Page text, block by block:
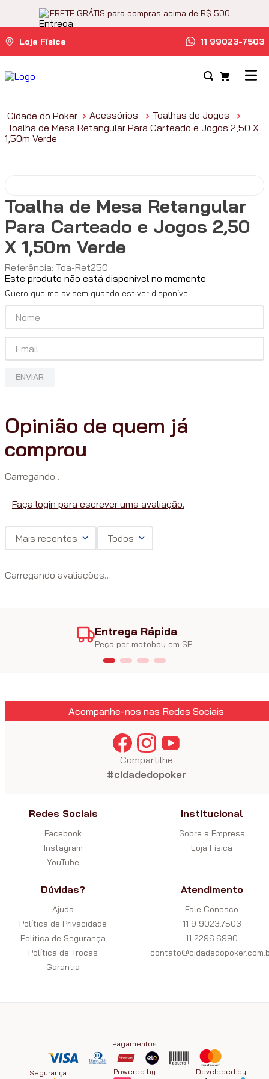
FRETE GRÁTIS para compras acima de R$ 500
Loja Física 11 99023-7503
Acessórios
Toalhas de Jogos
Toalha de Mesa Retangular Para Carteado e Jogos 2,50 X
1,50m Verde
Toalha de Mesa Retangular
Para Carteado e Jogos 2,50
X 1,50m Verde
Referência: Toa-Ret250
Este produto não está disponível no momento
Quero que me avisem quando estiver disponível
ENVIAR
Carregando…
Faça login para escrever uma avaliação.
Mais recentes Todos
Carregando avaliações…
Entrega Rápida
Peça por motoboy em SP
Acompanhe-nos nas Redes Sociais
Compartilhe
#cidadedopoker
Redes Sociais
Facebook
Instagram
YouTube
Institucional
Sobre a Empresa
Loja Física
Dúvidas?
Ajuda
Política de Privacidade
Política de Segurança
Política de Trocas
Garantia
Atendimento
Fale Conosco
11 9 9023.7503
11 2296.6990
Pagamentos
Segurança Powered by Developed by